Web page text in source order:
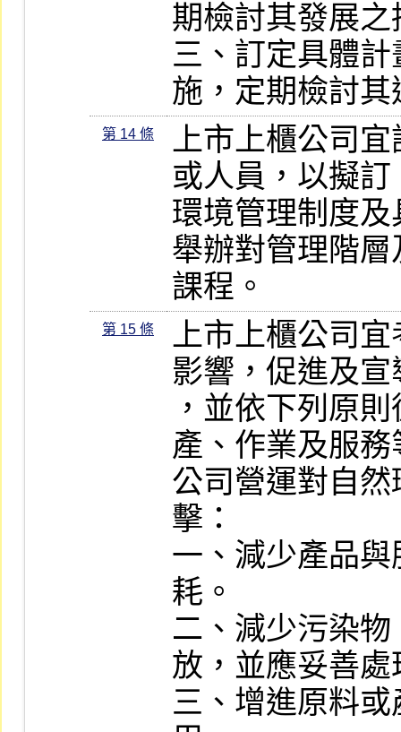
期檢討其發展
三、訂定具體
施，定期檢討
第 14 條
上市上櫃公司
或人員，以擬
環境管理制度
舉辦對管理階
課程。
第 15 條
上市上櫃公司
影響，促進及
，並依下列原
產、作業及服
公司營運對自
擊：
一、減少產品
耗。
二、減少污染
放，並應妥善
三、增進原料